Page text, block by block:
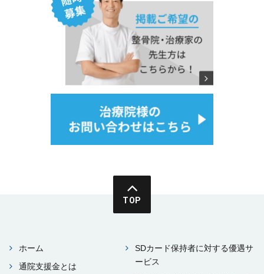
TOP
ホーム
通院⽀援⾦とは
SDカード保持者に対する優遇サ
ービス